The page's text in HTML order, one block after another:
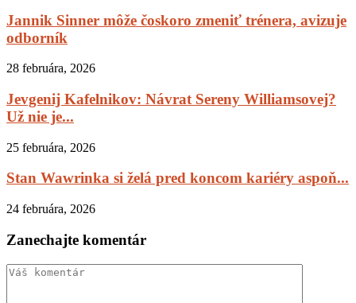
Jannik Sinner môže čoskoro zmeniť trénera, avizuje
odborník
28 februára, 2026
Jevgenij Kafelnikov: Návrat Sereny Williamsovej?
Už nie je...
25 februára, 2026
Stan Wawrinka si želá pred koncom kariéry aspoň...
24 februára, 2026
Zanechajte komentár